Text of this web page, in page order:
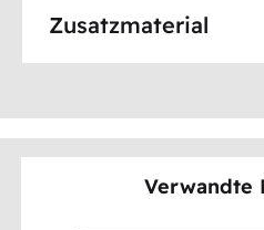
Zusatzmaterial
Verwandte